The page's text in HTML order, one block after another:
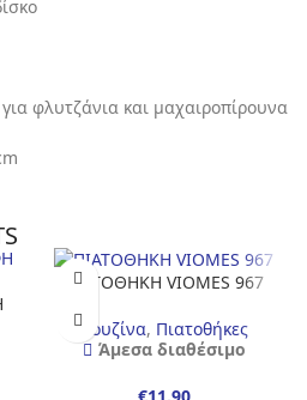
για φλυτζάνια και μαχαιροπίρουνα
ΠΙΑΤΟΘΗΚΗ VIOMES 967
Κουζίνα, Πιατοθήκες
Άμεσα διαθέσιμο